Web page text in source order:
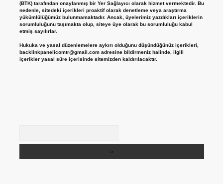
(BTK) tarafından onaylanmış bir Yer Sağlayıcı olarak hizmet vermektedir. Bu
nedenle, sitedeki içerikleri proaktif olarak denetleme veya araştırma
yükümlülüğümüz bulunmamaktadır. Ancak, üyelerimiz yazdıkları içeriklerin
sorumluluğunu taşımakta olup, siteye üye olarak bu sorumluluğu kabul
etmiş sayılırlar.
Hukuka ve yasal düzenlemelere aykırı olduğunu düşündüğünüz içerikleri,
backlinkpanelicomtr@gmail.comadresine bildirmeniz halinde, ilgili
içerikler yasal süre içerisinde sitemizden kaldırılacaktır.